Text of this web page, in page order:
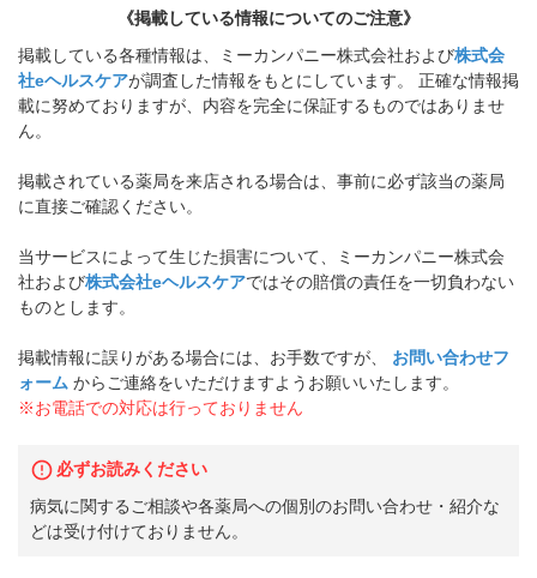
《掲載している情報についてのご注意》
掲載している各種情報は、ミーカンパニー株式会社および株式会
社eヘルスケアが調査した情報をもとにしています。 正確な情報掲
載に努めておりますが、内容を完全に保証するものではありませ
ん。
掲載されている薬局を来店される場合は、事前に必ず該当の薬局
に直接ご確認ください。
当サービスによって生じた損害について、ミーカンパニー株式会
社および株式会社eヘルスケアではその賠償の責任を一切負わない
ものとします。
掲載情報に誤りがある場合には、お手数ですが、
お問い合わせフ
ォーム からご連絡をいただけますようお願いいたします。
※お電話での対応は行っておりません
必ずお読みください
病気に関するご相談や各薬局への個別のお問い合わせ・紹介な
どは受け付けておりません。